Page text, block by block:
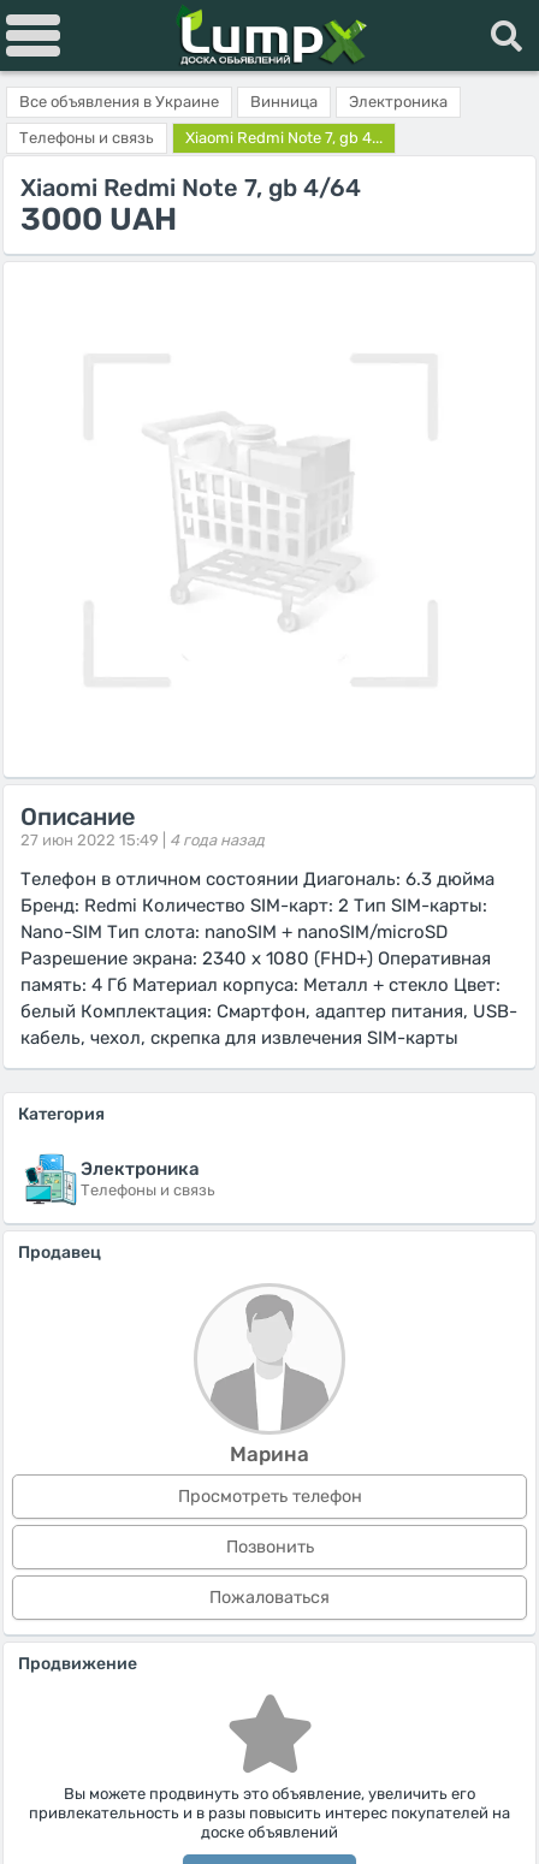
Все объявления в Украине Винница
Электроника
Телефоны и связь
Xiaomi Redmi Note 7, gb 4...
Xiaomi Redmi Note 7, gb 4/64
3000 UAH
Описание
27 июн 2022 15:49 | 4 года назад
Телефон в отличном состоянии Диагональ: 6.3 дюйма
Бренд: Redmi Количество SIM-карт: 2 Тип SIM-карты:
Nano-SIM Тип слота: nanoSIM + nanoSIM/microSD
Разрешение экрана: 2340 x 1080 (FHD+) Оперативная
память: 4 Гб Материал корпуса: Металл + стекло Цвет:
белый Комплектация: Смартфон, адаптер питания, USB-
кабель, чехол, скрепка для извлечения SIM-карты
Категория
Электроника
Телефоны и связь
Продавец
Марина
Просмотреть телефон
Позвонить
Пожаловаться
Продвижение
Вы можете продвинуть это объявление, увеличить его
привлекательность и в разы повысить интерес покупателей на
доске объявлений